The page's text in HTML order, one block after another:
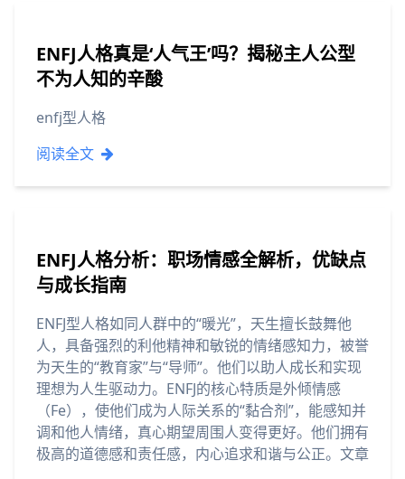
ENFJ人格真是‘人气王’吗？揭秘主人公型
不为人知的辛酸
enfj型人格
阅读全文
ENFJ人格分析：职场情感全解析，优缺点
与成长指南
ENFJ型人格如同人群中的“暖光”，天生擅长鼓舞他
人，具备强烈的利他精神和敏锐的情绪感知力，被誉
为天生的“教育家”与“导师”。他们以助人成长和实现
理想为人生驱动力。ENFJ的核心特质是外倾情感
（Fe），使他们成为人际关系的“黏合剂”，能感知并
调和他人情绪，真心期望周围人变得更好。他们拥有
极高的道德感和责任感，内心追求和谐与公正。文章